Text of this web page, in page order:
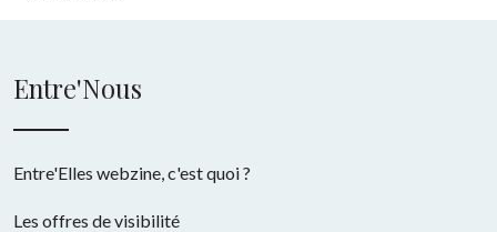
Entre'Nous
Entre'Elles webzine, c'est quoi ?
Les offres de visibilité